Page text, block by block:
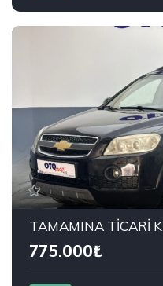
775.000₺